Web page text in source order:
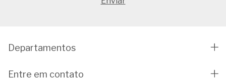
Departamentos
Entre em contato